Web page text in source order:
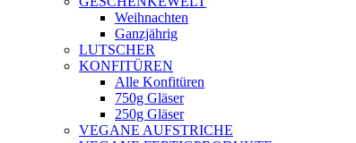
Weihnachten
Ganzjährig
LUTSCHER
KONFITÜREN
Alle Konfitüren
750g Gläser
250g Gläser
VEGANE AUFSTRICHE